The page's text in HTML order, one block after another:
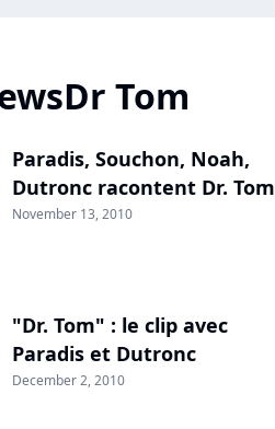
Tom
Paradis, Souchon, Noah,
Dutronc racontent Dr. Tom
November 13, 2010
"Dr. Tom" : le clip avec
Paradis et Dutronc
December 2, 2010